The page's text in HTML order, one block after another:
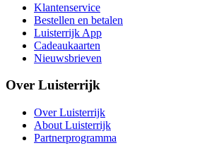
Klantenservice
Bestellen en betalen
Luisterrijk App
Cadeaukaarten
Nieuwsbrieven
Over Luisterrijk
Over Luisterrijk
About Luisterrijk
Partnerprogramma